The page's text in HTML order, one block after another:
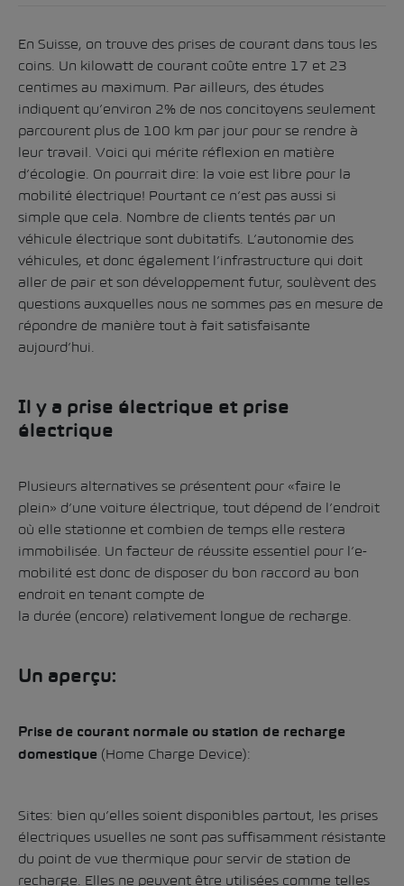
En Suisse, on trouve des prises de courant dans tous les
coins. Un kilowatt de courant coûte entre 17 et 23
centimes au maximum. Par ailleurs, des études
indiquent qu’environ 2% de nos concitoyens seulement
parcourent plus de 100 km par jour pour se rendre à
leur travail. Voici qui mérite réflexion en matière
d’écologie. On pourrait dire: la voie est libre pour la
mobilité électrique! Pourtant ce n’est pas aussi si
simple que cela. Nombre de clients tentés par un
véhicule électrique sont dubitatifs. L’autonomie des
véhicules, et donc également l’infrastructure qui doit
aller de pair et son développement futur, soulèvent des
questions auxquelles nous ne sommes pas en mesure de
répondre de manière tout à fait satisfaisante
aujourd’hui.
Il y a prise électrique et prise
électrique
Plusieurs alternatives se présentent pour «faire le
plein» d’une voiture électrique, tout dépend de l’endroit
où elle stationne et combien de temps elle restera
immobilisée. Un facteur de réussite essentiel pour l’e-
mobilité est donc de disposer du bon raccord au bon
endroit en tenant compte de
la durée (encore) relativement longue de recharge.
Un aperçu:
Prise de courant normale ou station de recharge
domestique (Home Charge Device):
Sites: bien qu’elles soient disponibles partout, les prises
électriques usuelles ne sont pas suffisamment résistante
du point de vue thermique pour servir de station de
recharge. Elles ne peuvent être utilisées comme telles